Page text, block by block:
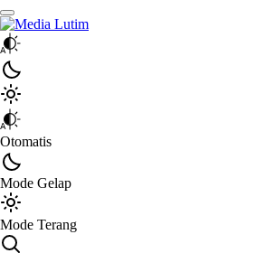
Media Lutim
Info untuk Lutim
Otomatis
Mode Gelap
Mode Terang